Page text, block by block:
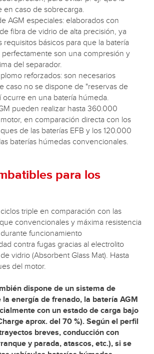
en caso de sobrecarga.
AGM especiales: elaborados con
fibra de vidrio de alta precisión, ya
requisitos básicos para que la batería
perfectamente son una compresión y
del separador.
reforzados: son necesarios
caso no se dispone de "reservas de
ocurre en una batería húmeda.
pueden realizar hasta 360.000
en comparación directa con los
de las baterías EFB y los 120.000
baterías húmedas convencionales.
para los
triple en comparación con las
convencionales y máxima resistencia
funcionamiento
contra fugas gracias al electrolito
vidrio (Absorbent Glass Mat). Hasta
del motor.
dispone de un sistema de
la energía de frenado, la batería AGM
con un estado de carga bajo
aprox. del 70 %). Según el perfil
breves, conducción con
y parada, atascos, etc.), si se